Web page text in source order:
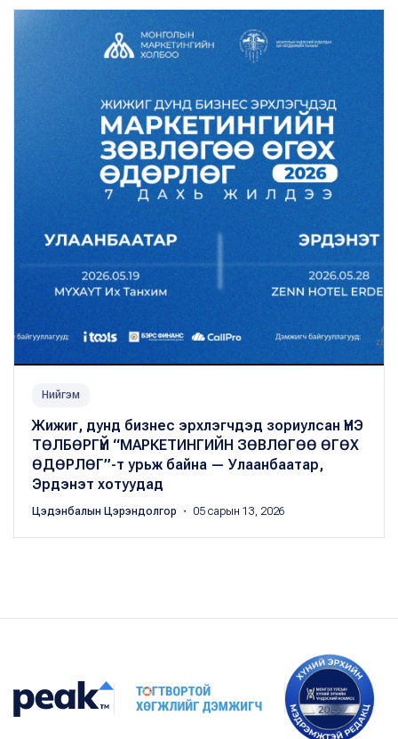
Нийгэм
Жижиг, дунд бизнес эрхлэгчдэд зориулсан ҮНЭ
ТӨЛБӨРГҮЙ “МАРКЕТИНГИЙН ЗӨВЛӨГӨӨ ӨГӨХ
ӨДӨРЛӨГ”-т урьж байна — Улаанбаатар,
Эрдэнэт хотуудад
Цэдэнбалын Цэрэндолгор ・ 05 сарын 13, 2026